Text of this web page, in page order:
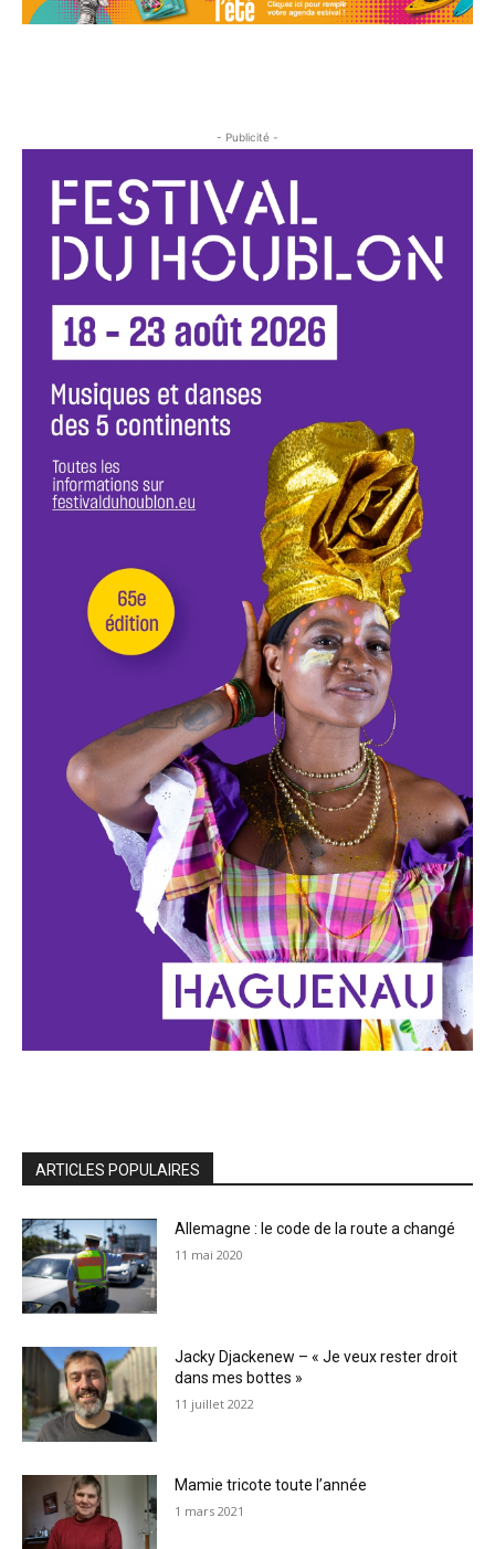
- Publicité -
ARTICLES POPULAIRES
Allemagne : le code de la route a changé
11 mai 2020
Jacky Djackenew – « Je veux rester droit
dans mes bottes »
11 juillet 2022
Mamie tricote toute l’année
1 mars 2021